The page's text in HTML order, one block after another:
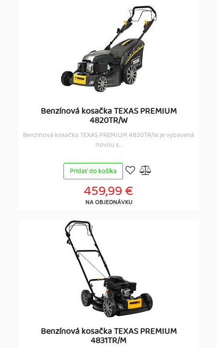
Benzínová kosačka TEXAS PREMIUM
4820TR/W
Benzínová kosačka TEXAS PREMIUM 4820TR/W je vybavená
novou s...
Pridať do košíka
459,99 €
NA OBJEDNÁVKU
Benzínová kosačka TEXAS PREMIUM
4831TR/M